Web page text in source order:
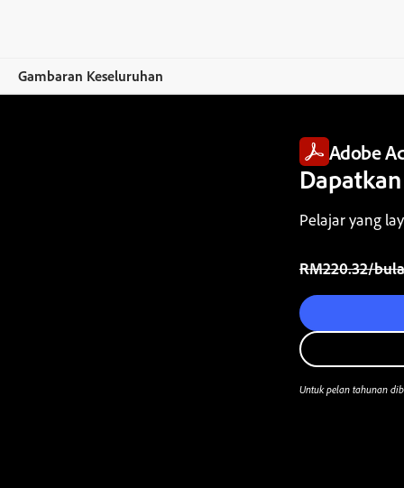
Gambaran Keseluruhan
Adobe
Pelajar yang
Biasanya pada
RM220.32/
Untuk pelan tahunan